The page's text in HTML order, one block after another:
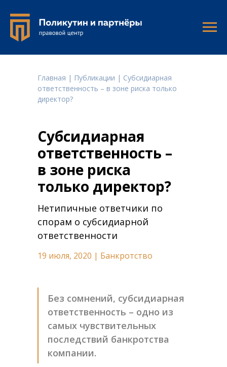
Главная | Публикации | Субсидиарная
ответственность – в зоне риска только
директор?
Субсидиарная
ответственность –
в зоне риска
только директор?
Нетипичные ответчики по
спорам о субсидиарной
ответственности
19 июля, 2020 | Банкротство
Без сомнений, субсидиарная
ответственность – одно из
самых чувствительных
последствий банкротства
компании.